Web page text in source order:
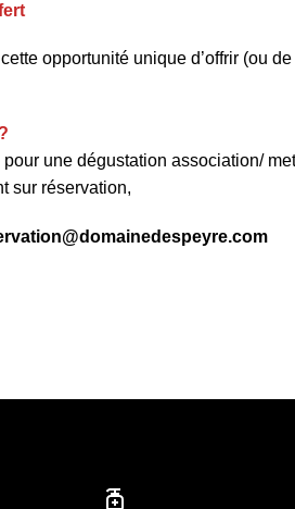
opportunité unique d’offrir (ou
une dégustation association/
sur réservation,